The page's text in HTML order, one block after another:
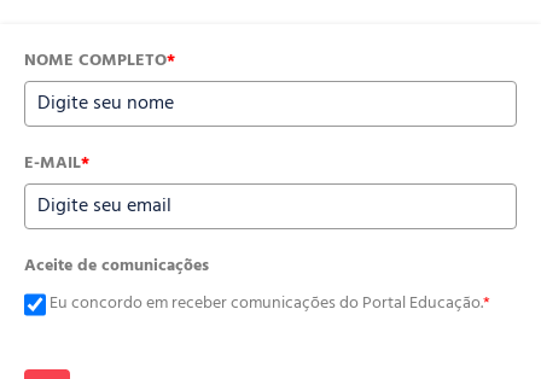
NOME COMPLETO*
E-MAIL*
Aceite de comunicações
Eu concordo em receber comunicações do Portal Educação.*